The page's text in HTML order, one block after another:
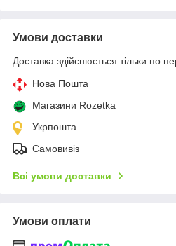
Умови доставки
Доставка здійснюється тільки по
Нова Пошта
Магазини Rozetka
Укрпошта
Самовивіз
Всі умови доставки
Умови оплати